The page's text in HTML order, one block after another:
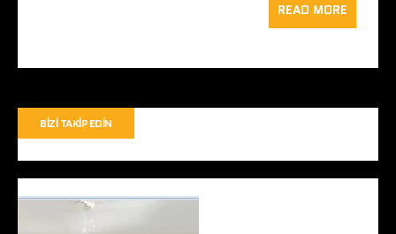
READ MORE
BIZI TAKIP EDIN